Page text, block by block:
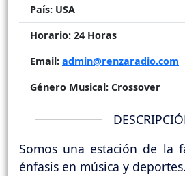
País: USA
Horario: 24 Horas
Email: admin@renzaradio.com
Género Musical: Crossover
Somos una estación de la
énfasis en música y deportes.